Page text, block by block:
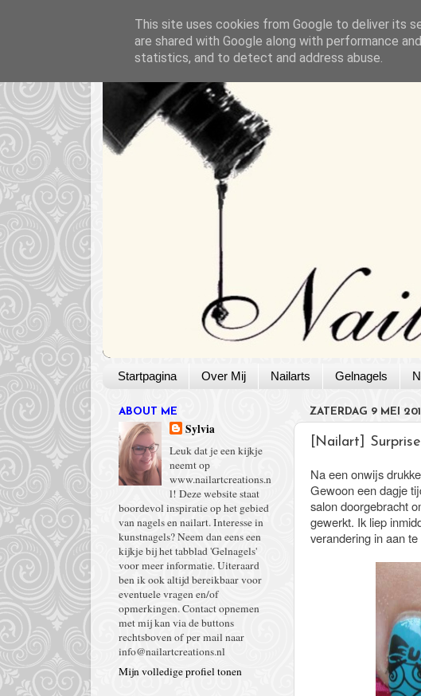
Startpagina Over Mij Nailarts Gelnagels
ZATERDAG 9 MEI
[Nailart]
Na een onwijs
Gewoon een dagje
salon doorgebracht
gewerkt. Ik liep
verandering in aan
ABOUT ME
Sylvia
Leuk dat je een kijkje
neemt op
www.nailartcreations.n
l! Deze website staat
boordevol inspiratie op het gebied
van nagels en nailart. Interesse in
kunstnagels? Neem dan eens een
kijkje bij het tabblad 'Gelnagels'
voor meer informatie. Uiteraard
ben ik ook altijd bereikbaar voor
eventuele vragen en/of
opmerkingen. Contact opnemen
met mij kan via de buttons
rechtsboven of per mail naar
info@nailartcreations.nl
Mijn volledige profiel tonen
This site uses cookies from Google to deliver its
are shared with Google along with performance
statistics, and to detect and address abuse.